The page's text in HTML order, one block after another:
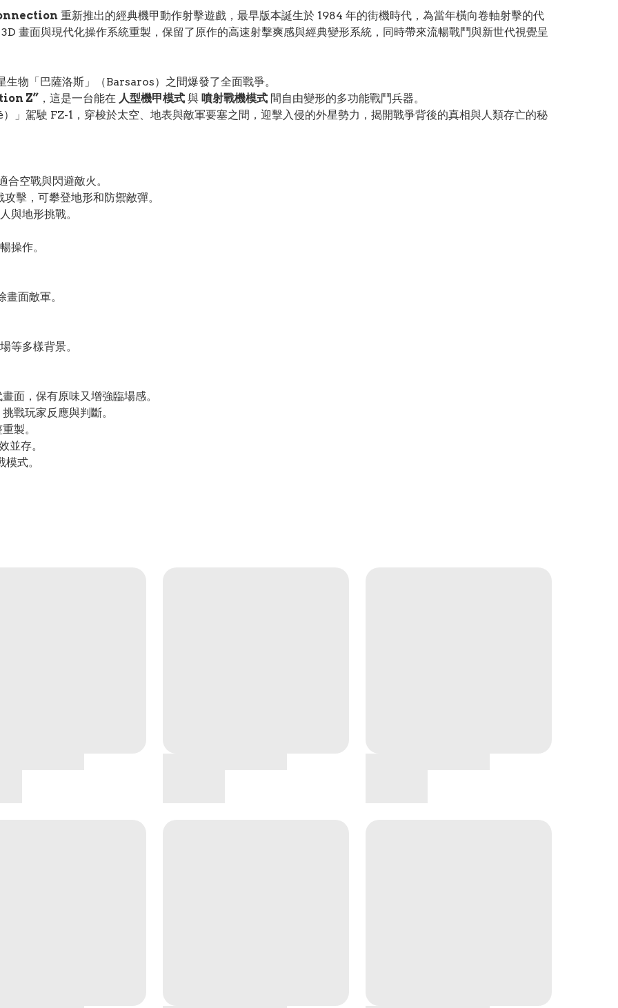
重新推出的經典機甲動作射擊遊戲，最早版本誕生於 1984 年的街機時代，為當年橫向卷軸射擊的代
畫面與現代化操作系統重製，保留了原作的高速射擊爽感與經典變形系統，同時帶來流暢戰鬥與新世代視覺呈
物「巴薩洛斯」（Barsaros）之間爆發了全面戰爭。
Z” ，這是一台能在 人型機甲模式 與 噴射戰機模式 間自由變形的多功能戰鬥兵器。
」駕駛 FZ-1，穿梭於太空、地表與敵軍要塞之間，迎擊入侵的外星勢力，揭開戰爭背後的真相與人類存亡的秘
合空戰與閃避敵火。
擊，可攀登地形和防禦敵彈。
與地形挑戰。
操作。
畫面敵軍。
等多樣背景。
面，保有原味又增強臨場感。
戰玩家反應與判斷。
製。
並存。
式。